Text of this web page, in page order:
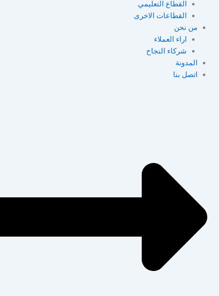
القطاع التعليمي ​
القطاعات الاخرى
من نحن
اراء العملاء
شركاء النجاح
المدونة
اتصل بنا